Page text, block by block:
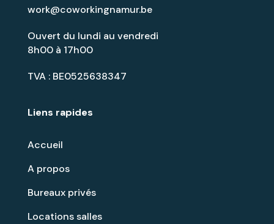
Liens rapides
Accueil
A propos
Bureaux privés
Locations salles
work@coworkingnamur.be
Ouvert du lundi au vendredi
8h00 à 17h00
TVA : BE0525638347